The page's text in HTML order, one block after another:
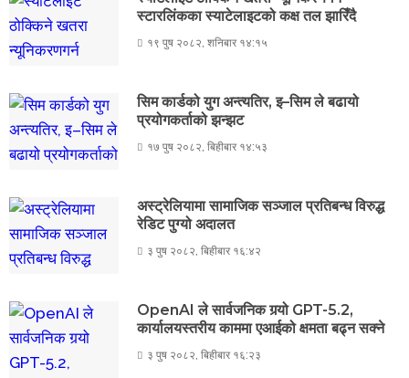
स्टारलिंकका स्याटेलाइटको कक्ष तल झारिँदै
१९ पुष २०८२, शनिबार १४:१५
सिम कार्डको युग अन्त्यतिर, इ–सिम ले बढायो
प्रयोगकर्ताको झन्झट
१७ पुष २०८२, बिहीबार १४:५३
अस्ट्रेलियामा सामाजिक सञ्जाल प्रतिबन्ध विरुद्ध
रेडिट पुग्यो अदालत
३ पुष २०८२, बिहीबार १६:४२
OpenAI ले सार्वजनिक गर्‍यो GPT-5.2,
कार्यालयस्तरीय काममा एआईको क्षमता बढ्न सक्ने
३ पुष २०८२, बिहीबार १६:२३